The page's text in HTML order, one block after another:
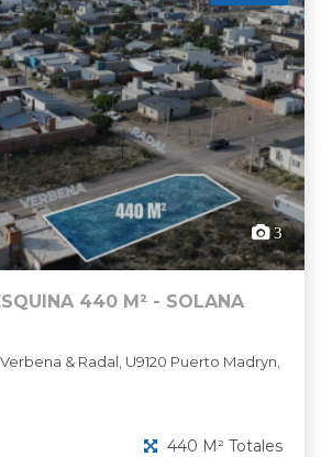
3
440 M² - SOLANA
& Radal, U9120 Puerto Madryn,
440 M² Totales